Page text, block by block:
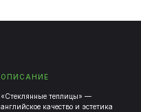
ОПИСАНИЕ
«Стеклянные теплицы» —
английское качество и эстетика